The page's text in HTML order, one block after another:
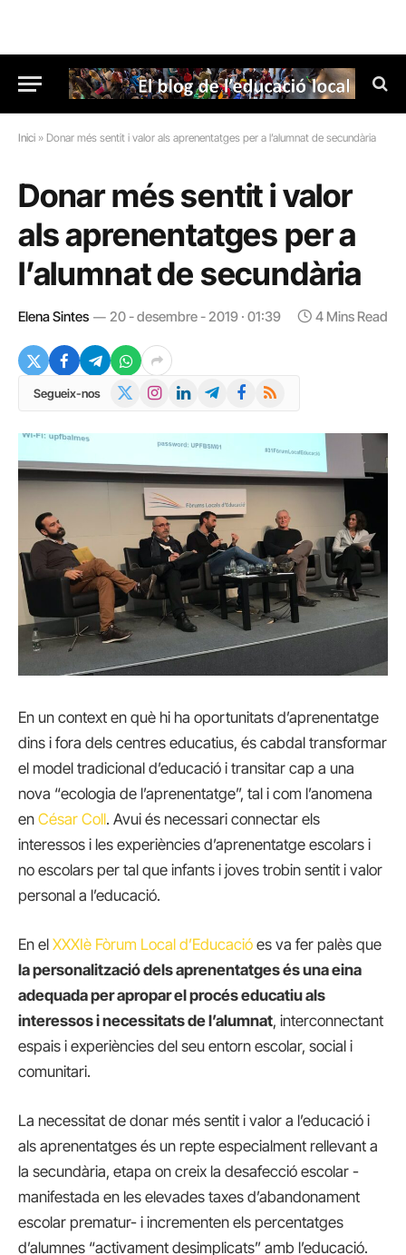
Inici » Donar més sentit i valor als aprenentatges per a l’alumnat de secundària
Donar més sentit i valor
als aprenentatges per a
l’alumnat de secundària
Elena Sintes 20 - desembre - 2019 · 01:39 4 Mins Read
Segueix-nos InstagramLinkedInTelegramFacebook
RSS
En un context en què hi ha oportunitats d’aprenentatge
dins i fora dels centres educatius, és cabdal transformar
el model tradicional d’educació i transitar cap a una
nova “ecologia de l’aprenentatge”, tal i com l’anomena
en César Coll. Avui és necessari connectar els
interessos i les experiències d’aprenentatge escolars i
no escolars per tal que infants i joves trobin sentit i valor
personal a l’educació.
En el XXXIè Fòrum Local d’Educació es va fer palès que
la personalització dels aprenentatges és una eina
adequada per apropar el procés educatiu als
interessos i necessitats de l’alumnat, interconnectant
espais i experiències del seu entorn escolar, social i
comunitari.
La necessitat de donar més sentit i valor a l’educació i
als aprenentatges és un repte especialment rellevant a
la secundària, etapa on creix la desafecció escolar -
manifestada en les elevades taxes d’abandonament
escolar prematur- i incrementen els percentatges
d’alumnes “activament desimplicats” amb l’educació.